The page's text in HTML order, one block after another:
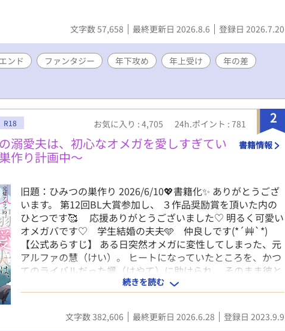
文字数 57,658 最終更新日 2026.8.6 登録日 2026.7.20
ンド ファンタジー 年下攻め 年上受け
年の差
2
R18 お気に入り : 4,705 24h.ポイント : 781
溺愛夫は、初心なオメガを愛しすぎてい
作り計画中～
書籍情報
旧題：ひみつの巣作り 2026/6/10💖書籍化✨ ありがとうござ
います。 第12回BL大賞参加し、 ３作品奨励賞を頂いた内の
ひとつです🥰 応援ありがとうございました♡ 明るく可愛い
オメガバです♡ 学生結婚の夫夫🩵 仲良しです(*´艸`*)
【公式あらすじ】 ある日突然オメガに変性してしまった、元
アルファの慧（けい）。 ヒートになっていたところを、かつ
てのライバルだった颯（はやて）に助けられ、 そのまま彼と
番になり、結婚までしてしまった。 中高生時代によく競い合
っていたけれど、夫になった颯は、あの頃とは違って慧に 優
しく、甘く蕩けるような愛をくれる。 慧は颯との新婚生活を
とても幸せに過ごしていたけれど、ある日ふと思った。 ――
続きを読む
文字数 382,606 最終更新日 2026.6.28 登録日 2023.9.9